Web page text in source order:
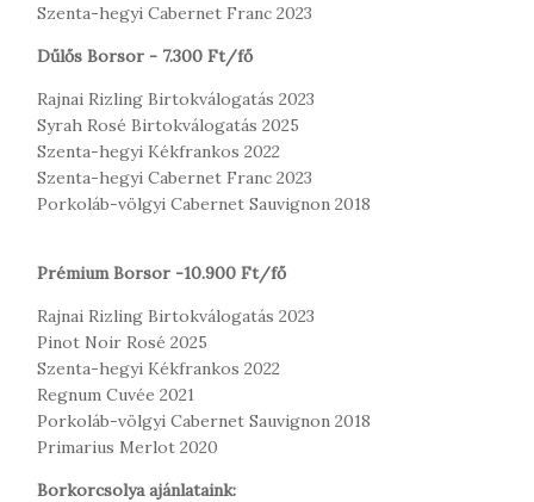
Szenta-hegyi Cabernet Franc 2023
Dűlős Borsor - 7.300 Ft/fő
Rajnai Rizling Birtokválogatás 2023
Syrah Rosé Birtokválogatás 2025
Szenta-hegyi Kékfrankos 2022
Szenta-hegyi Cabernet Franc 2023
Porkoláb-völgyi Cabernet Sauvignon 2018
Prémium Borsor -10.900 Ft/fő
Rajnai Rizling Birtokválogatás 2023
Pinot Noir Rosé 2025
Szenta-hegyi Kékfrankos 2022
Regnum Cuvée 2021
Porkoláb-völgyi Cabernet Sauvignon 2018
Primarius Merlot 2020
Borkorcsolya ajánlataink: